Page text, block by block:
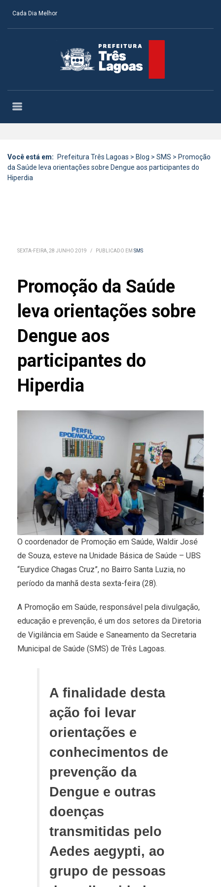
Cada Dia Melhor
Você está em: Prefeitura Três Lagoas > Blog > SMS > Promoção
da Saúde leva orientações sobre Dengue aos participantes do
Hiperdia
SEXTA-FEIRA, 28 JUNHO 2019 / PUBLICADO EM SMS
Promoção da Saúde
leva orientações sobre
Dengue aos
participantes do
Hiperdia
O coordenador de Promoção em Saúde, Waldir José
de Souza, esteve na Unidade Básica de Saúde – UBS
“Eurydice Chagas Cruz”, no Bairro Santa Luzia, no
período da manhã desta sexta-feira (28).
A Promoção em Saúde, responsável pela divulgação,
educação e prevenção, é um dos setores da Diretoria
de Vigilância em Saúde e Saneamento da Secretaria
Municipal de Saúde (SMS) de Três Lagoas.
A finalidade desta
ação foi levar
orientações e
conhecimentos de
prevenção da
Dengue e outras
doenças
transmitidas pelo
Aedes aegypti, ao
grupo de pessoas